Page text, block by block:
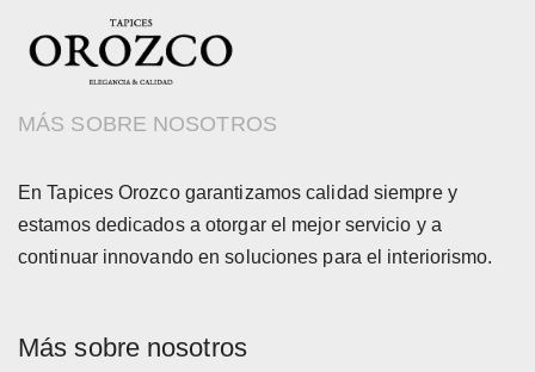
MÁS SOBRE NOSOTROS
En Tapices Orozco garantizamos calidad siempre y
estamos dedicados a otorgar el mejor servicio y a
continuar innovando en soluciones para el interiorismo.
Más sobre nosotros